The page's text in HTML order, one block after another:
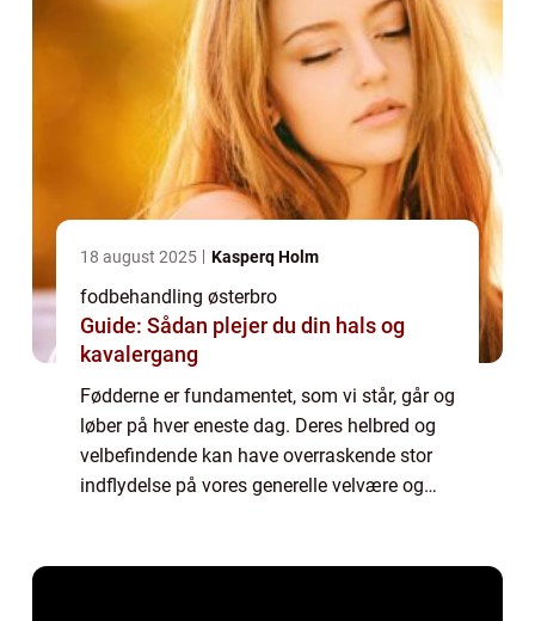
18 august 2025 Kasperq Holm
fodbehandling østerbro
Guide: Sådan plejer du din hals og
kavalergang
Fødderne er fundamentet, som vi står, går og
løber på hver eneste dag. Deres helbred og
velbefindende kan have overraskende stor
indflydelse på vores generelle velvære og